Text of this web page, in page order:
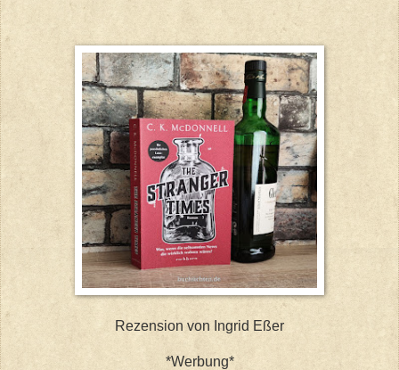
Rezension von Ingrid Eßer
*Werbung*